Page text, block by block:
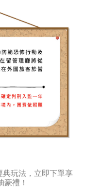
典玩法，立即下單享
豪禮！